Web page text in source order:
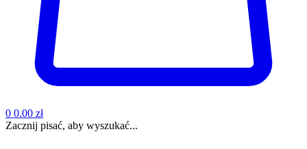
0 0.00 zł
Zacznij pisać, aby wyszukać...